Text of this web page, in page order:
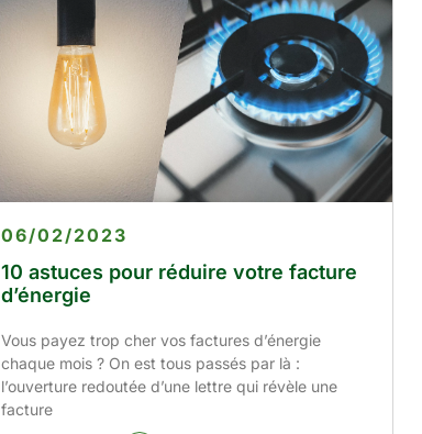
10 astuces pour réduire votre facture
d’énergie
06/02/2023
Vous payez trop cher vos factures d’énergie
chaque mois ? On est tous passés par là :
l’ouverture redoutée d’une lettre qui révèle une
facture